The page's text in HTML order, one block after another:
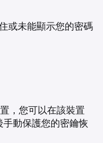
或未能顯示您的密碼
，您可以在該裝置
動保護您的密鑰恢